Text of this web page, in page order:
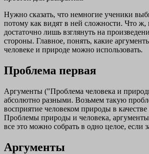
Нужно сказать, что немногие ученики
потому как видят в ней сложности. Что ж,
достаточно лишь взглянуть на
стороны. Главное, понять, какие
человеке и природе можно использовать.
Проблема первая
Аргументы ("Проблема человека и
абсолютно разными. Возьмем такую
восприятие человеком природы в
Проблемы природы и человека,
все это можно собрать в одно целое, если
Аргументы